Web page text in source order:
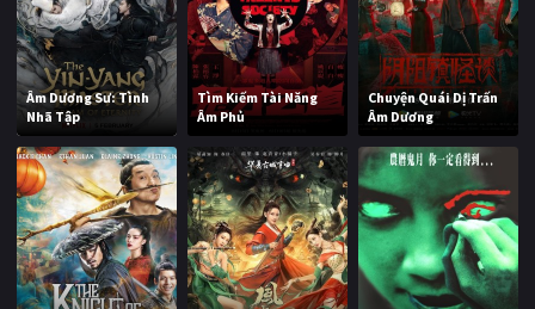
Âm Dương Sư: Tình
Nhã Tập
Tìm Kiếm Tài Năng
Âm Phủ
Chuyện Quái Dị Trấn
Âm Dương